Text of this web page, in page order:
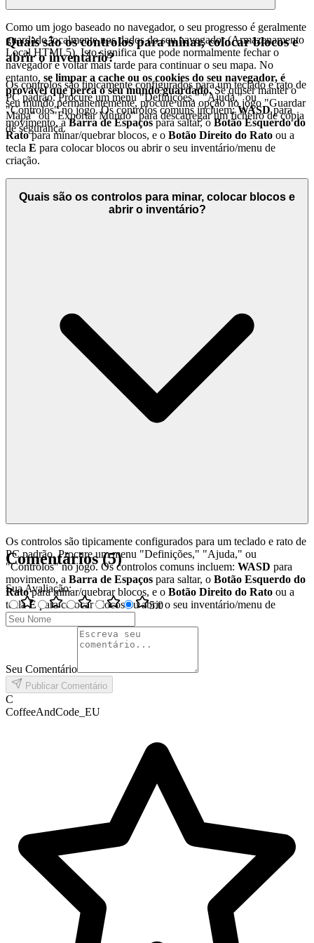
Como um jogo baseado no navegador, o seu progresso é geralmente
guardado localmente nos dados do seu navegador (Armazenamento
Local HTML5). Isto significa que pode normalmente fechar o
navegador e voltar mais tarde para continuar o seu mapa. No
entanto, se limpar a cache ou os cookies do seu navegador, é
provável que perca o seu mundo guardado.Se quiser manter o
seu mundo permanentemente, procure uma opção no jogo "Guardar
Mapa" ou "Exportar Mundo" para descarregar um ficheiro de cópia
de segurança.
Quais são os controlos para minar, colocar blocos e
abrir o inventário?
Os controlos são tipicamente configurados para um teclado e rato de
PC padrão. Procure um menu "Definições," "Ajuda," ou
"Controlos" no jogo. Os controlos comuns incluem:WASDpara
movimento, aBarra de Espaçospara saltar, o Botão Esquerdo do
Ratopara minar/quebrar blocos, e o Botão Direito do Rato ou a
tecla E para colocar blocos ou abrir o seu inventário/menu de
criação.
Quais são os controlos para minar, colocar blocos e
abrir o inventário?
Os controlos são tipicamente configurados para um teclado e rato de
PC padrão. Procure um menu "Definições," "Ajuda," ou
"Controlos" no jogo. Os controlos comuns incluem: WASD para
movimento, a Barra de Espaços para saltar, o Botão Esquerdo do
Ratopara minar/quebrar blocos, e o Botão Direito do Rato ou a
teclaEpara colocar blocos ou abrir o seu inventário/menu de
criação.
Comentários(5)
Sua Avaliação:
5.0
Seu Comentário
Publicar Comentário
C
CoffeeAndCode_EU